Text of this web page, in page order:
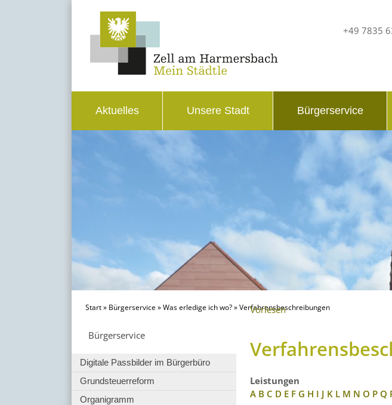
+49 7835
Aktuelles Unsere Stadt Bürgerservice
Start» Bürgerservice»Was erledige ich wo?»Verfahrensbeschreibungen
Bürgerservice
Digitale Passbilder im Bürgerbüro
Grundsteuerreform
Organigramm
Vorlesen
Leistungen
A B C D E F G H I J K L M N O P Q